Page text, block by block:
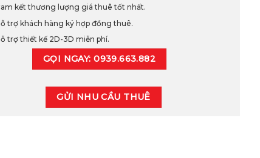
kết thương lượng giá thuê tốt nhất.
trợ khách hàng ký hợp đồng thuê.
trợ thiết kế 2D-3D miễn phí.
GỌI NGAY: 0939.663.882
GỬI NHU CẦU THUÊ